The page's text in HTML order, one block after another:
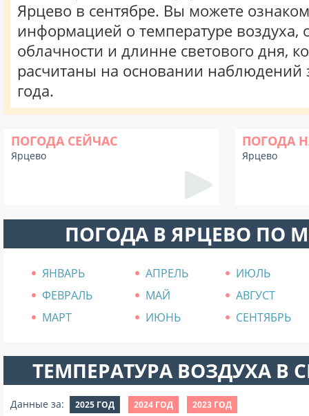
Ярцево в сентябре. Вы можете
информацией о температуре воздуха,
облачности и длинне светового дня,
расчитаны на основании наблюдений
года.
ПОГОДА СЕЙЧАС
Ярцево
ПОГОДА
Ярцево
ПОГОДА В ЯРЦЕВО ПО
ЯНВАРЬ АПРЕЛЬ
ИЮЛЬ
ФЕВРАЛЬ
МАЙ
АВГУСТ
МАРТ
ИЮНЬ СЕНТЯБРЬ
ТЕМПЕРАТУРА ВОЗДУХА В
Данные за: 2025 ГОД 2024 ГОД 2023 ГОД